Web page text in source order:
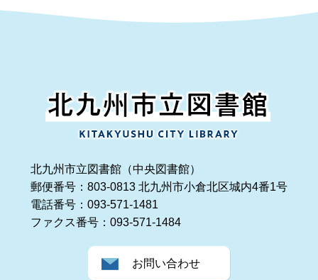
北九州市立図書館（中央図書館）
郵便番号：803-0813 北九州市小倉北区城内4番1号
電話番号：093-571-1481
ファクス番号：093-571-1484
お問い合わせ